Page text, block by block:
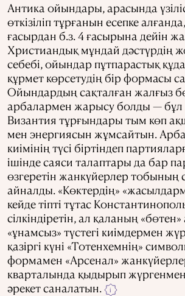
Антика ойындары, арасында
өткізіліп тұрғанын есепке
ғасырдан б.з. 4 ғасырына дейін
Христиандық мұндай дәстүрдің
себебі, ойындар пұтпарастық
құрмет көрсетудің бір формасы
Ойындардың сақталған жалғыз
арбалармен жарысу болды — бұл
Византия тұрғындары тым көп
мен энергиясын жұмсайтын.
киімінің түсі біртіндеп
ішінде саяси талаптары да бар
өзгеретін жанкүйерлер тобының
айналды. «Көктердің»
кейде тіпті тұтас
сілкіндіретін, ал қаланың
«ұнамсыз» түстегі киімдермен
қазіргі күні «Тотенхемнің»
формамен «Арсенал»
кварталында қыдырып
әрекет саналатын.
i